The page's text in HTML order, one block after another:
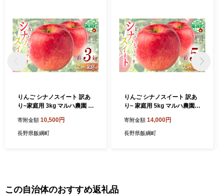
りんご シナノスイート 訳あ
り~家庭用 3kg マルハ農園 沖
月上旬頃から2026年10月下
旬頃まで順次発送予定 令和8
寄附金額 10,500円
長野県飯綱町
りんご シナノスイート 訳あ
り~ 家庭用 5kg マルハ農園
10月上旬頃から2026年10月
下旬頃まで順次発送予定 令
寄附金額 14,000円
長野県飯綱町
この自治体のおすすめ返礼品